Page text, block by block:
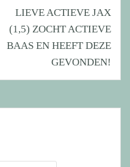
LIEVE ACTIEVE JAX
(1,5) ZOCHT ACTIEVE
BAAS EN HEEFT DEZE
GEVONDEN!